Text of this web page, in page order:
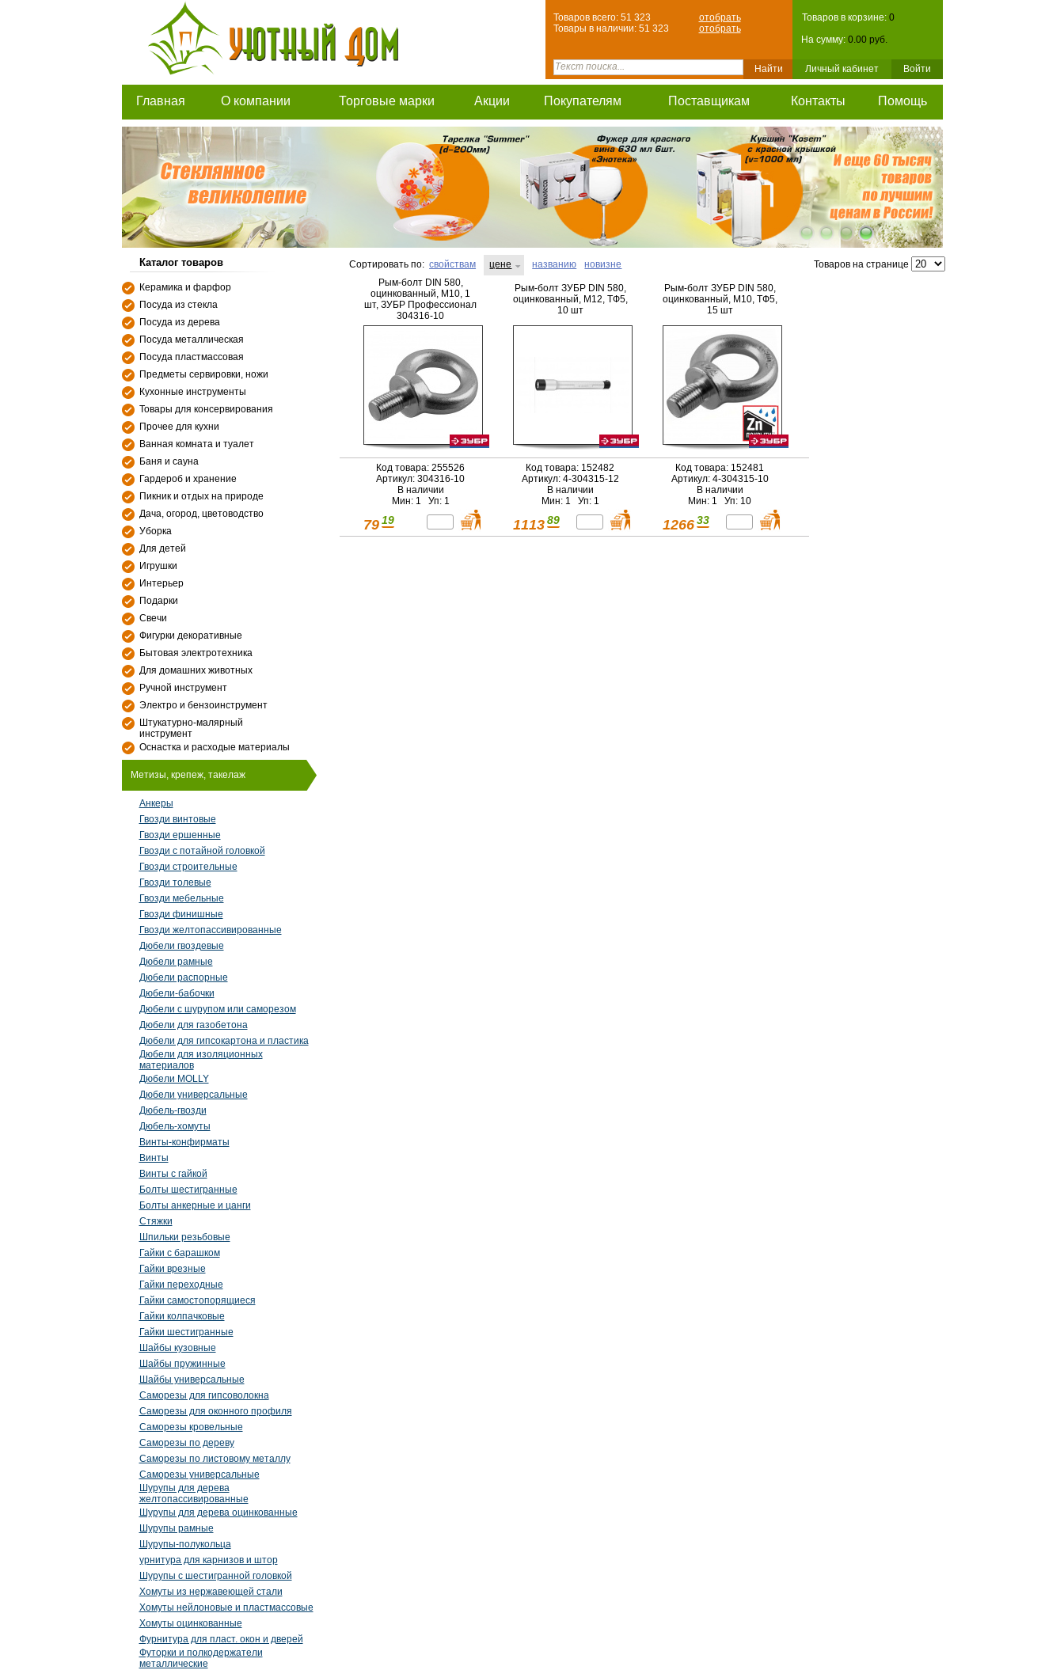
Товаров в корзине: 0
На сумму: 0.00 руб.
Личный кабинет Войти
Товаров всего: 51 323
отобрать
Товары в наличии: 51 323
отобрать
Главная О компании Торговые марки Акции Покупателям Поставщикам Контакты Помощь
Каталог товаров
Керамика и фарфор
Посуда из стекла
Посуда из дерева
Посуда металлическая
Посуда пластмассовая
Предметы сервировки, ножи
Кухонные инструменты
Товары для консервирования
Прочее для кухни
Ванная комната и туалет
Баня и сауна
Гардероб и хранение
Пикник и отдых на природе
Дача, огород, цветоводство
Уборка
Для детей
Игрушки
Интерьер
Подарки
Свечи
Фигурки декоративные
Бытовая электротехника
Для домашних животных
Ручной инструмент
Электро и бензоинструмент
Штукатурно-малярный
инструмент
Оснастка и расходые материалы
Метизы, крепеж, такелаж
Анкеры
Гвозди винтовые
Гвозди ершенные
Гвозди с потайной головкой
Гвозди строительные
Гвозди толевые
Гвозди мебельные
Гвозди финишные
Гвозди желтопассивированные
Дюбели гвоздевые
Дюбели рамные
Дюбели распорные
Дюбели-бабочки
Дюбели с шурупом или саморезом
Дюбели для газобетона
Дюбели для гипсокартона и пластика
Дюбели для изоляционных
материалов
Дюбели MOLLY
Дюбели универсальные
Дюбель-гвозди
Дюбель-хомуты
Винты-конфирматы
Винты
Винты с гайкой
Болты шестигранные
Болты анкерные и цанги
Стяжки
Шпильки резьбовые
Гайки с барашком
Гайки врезные
Гайки переходные
Гайки самостопорящиеся
Гайки колпачковые
Гайки шестигранные
Шайбы кузовные
Шайбы пружинные
Шайбы универсальные
Саморезы для гипсоволокна
Саморезы для оконного профиля
Саморезы кровельные
Саморезы по дереву
Саморезы по листовому металлу
Саморезы универсальные
Шурупы для дерева
желтопассивированные
Шурупы для дерева оцинкованные
Шурупы рамные
Шурупы-полукольца
урнитура для карнизов и штор
Шурупы с шестигранной головкой
Хомуты из нержавеющей стали
Хомуты нейлоновые и пластмассовые
Хомуты оцинкованные
Фурнитура для пласт. окон и дверей
Футорки и полкодержатели
металлические
Сортировать по: свойствам цене названию новизне
Товаров на странице
Рым-болт DIN 580,
оцинкованный, М10, 1
шт, ЗУБР Профессионал
304316-10
Код товара: 255526
Артикул: 304316-10
В наличии
Мин: 1 Уп: 1
79 19
Рым-болт ЗУБР DIN 580,
оцинкованный, М12, ТФ5,
10 шт
Код товара: 152482
Артикул: 4-304315-12
В наличии
Мин: 1 Уп: 1
1113 89
Рым-болт ЗУБР DIN 580,
оцинкованный, М10, ТФ5,
15 шт
Код товара: 152481
Артикул: 4-304315-10
В наличии
Мин: 1 Уп: 10
1266 33